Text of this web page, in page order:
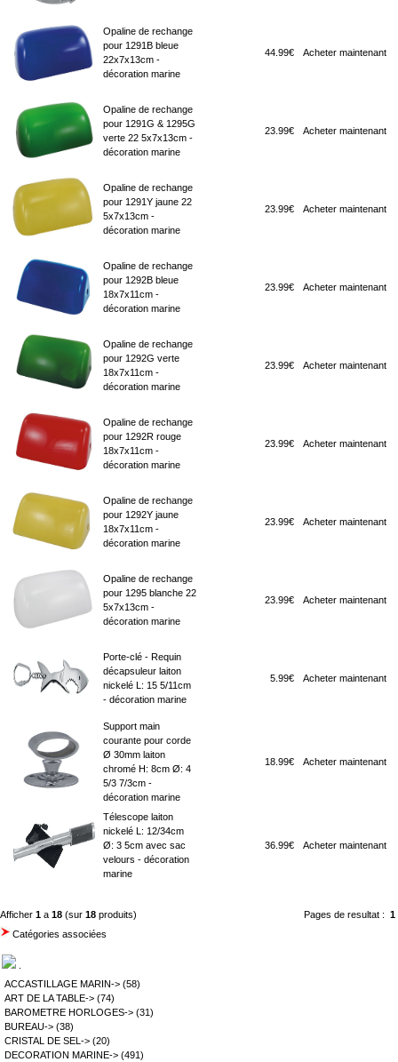
Opaline de rechange
pour 1291B bleue
22x7x13cm -
décoration marine
44.99€ Acheter maintenant
Opaline de rechange
pour 1291G & 1295G
verte 22 5x7x13cm -
décoration marine
23.99€ Acheter maintenant
Opaline de rechange
pour 1291Y jaune 22
5x7x13cm -
décoration marine
23.99€ Acheter maintenant
Opaline de rechange
pour 1292B bleue
18x7x11cm -
décoration marine
23.99€ Acheter maintenant
Opaline de rechange
pour 1292G verte
18x7x11cm -
décoration marine
23.99€ Acheter maintenant
Opaline de rechange
pour 1292R rouge
18x7x11cm -
décoration marine
23.99€ Acheter maintenant
Opaline de rechange
pour 1292Y jaune
18x7x11cm -
décoration marine
23.99€ Acheter maintenant
Opaline de rechange
pour 1295 blanche 22
5x7x13cm -
décoration marine
23.99€ Acheter maintenant
Porte-clé - Requin
décapsuleur laiton
nickelé L: 15 5/11cm
- décoration marine
5.99€ Acheter maintenant
Support main
courante pour corde
Ø 30mm laiton
chromé H: 8cm Ø: 4
5/3 7/3cm -
décoration marine
18.99€ Acheter maintenant
Télescope laiton
nickelé L: 12/34cm
Ø: 3 5cm avec sac
velours - décoration
marine
36.99€ Acheter maintenant
Pages de resultat : 1
Afficher 1 a 18 (sur 18 produits)
Catégories associées
ACCASTILLAGE MARIN-> (58)
ART DE LA TABLE-> (74)
BAROMETRE HORLOGES-> (31)
BUREAU-> (38)
CRISTAL DE SEL-> (20)
DECORATION MARINE-> (491)